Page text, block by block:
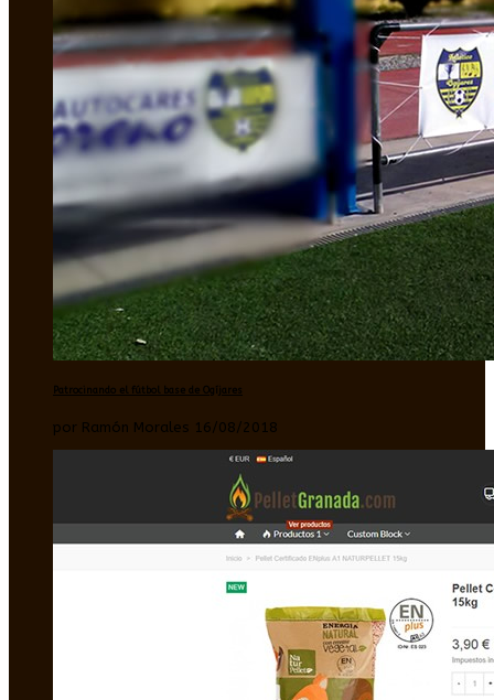
Patrocinando el fútbol base de Ogíjares
por Ramón Morales 16/08/2018